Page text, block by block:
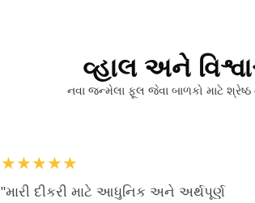
વ્હાલ અને
નવા જન્મેલા ફૂલ જેવા બાળકો માટે શ્રેષ્ઠ
★★★★★
"મારી દીકરી માટે આધુનિક અને અર્થપૂર્ણ